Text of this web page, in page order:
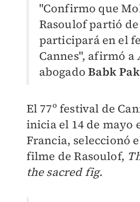
"Confirmo que
Rasoulof partió
participará en el
Cannes", afirmó a
abogadoBabk
El 77º festival de
inicia el 14 de mayo
Francia, seleccionó
filme de Rasoulof,
the sacred fig.